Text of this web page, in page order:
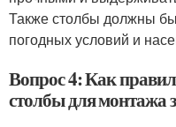
Также столбы должны
погодных условий и
Вопрос 4: Как
столбы для монтажа